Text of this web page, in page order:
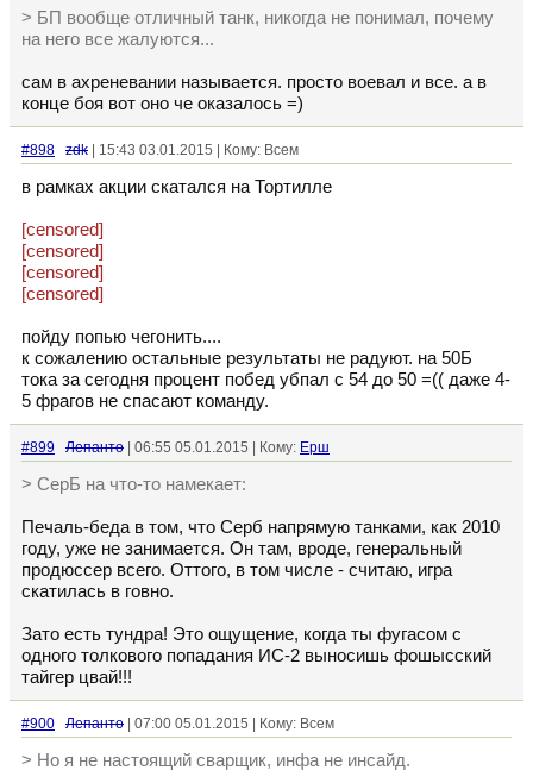
> БП вообще отличный танк, никогда не понимал, почему
на него все жалуются...
сам в ахреневании называется. просто воевал и все. а в
конце боя вот оно че оказалось =)
#898 zdk | 15:43 03.01.2015 | Кому: Всем
в рамках акции скатался на Тортилле
[censored]
[censored]
[censored]
[censored]
пойду попью чегонить....
к сожалению остальные результаты не радуют. на 50Б
тока за сегодня процент побед убпал с 54 до 50 =(( даже 4-
5 фрагов не спасают команду.
#899 Лепанто | 06:55 05.01.2015 | Кому: Ерш
> СерБ на что-то намекает:
Печаль-беда в том, что Серб напрямую танками, как 2010
году, уже не занимается. Он там, вроде, генеральный
продюссер всего. Оттого, в том числе - считаю, игра
скатилась в говно.
Зато есть тундра! Это ощущение, когда ты фугасом с
одного толкового попадания ИС-2 выносишь фошысский
тайгер цвай!!!
#900 Лепанто | 07:00 05.01.2015 | Кому: Всем
> Но я не настоящий сварщик, инфа не инсайд.